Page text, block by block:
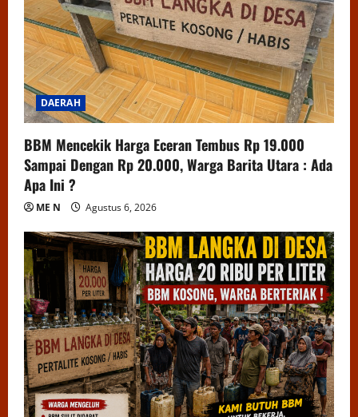
DAERAH
BBM Mencekik Harga Eceran Tembus Rp 19.000
Sampai Dengan Rp 20.000, Warga Barita Utara : Ada
Apa Ini ?
ME N Agustus 6, 2026